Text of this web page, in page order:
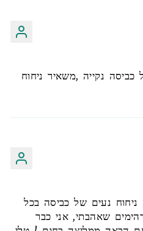
נקייה ,משאיר ניחוח
נעים של כביסה בכל
שאהבתי, אני כבר